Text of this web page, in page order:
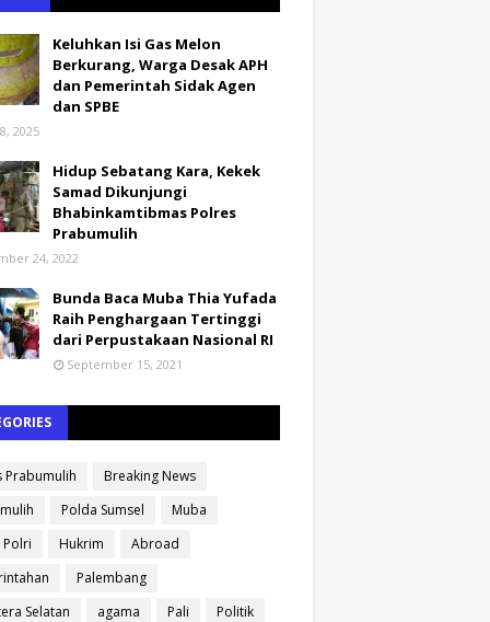
Keluhkan Isi Gas Melon
Berkurang, Warga Desak APH
dan Pemerintah Sidak Agen
dan SPBE
2025
Hidup Sebatang Kara, Kekek
Samad Dikunjungi
Bhabinkamtibmas Polres
Prabumulih
24, 2022
Bunda Baca Muba Thia Yufada
Raih Penghargaan Tertinggi
dari Perpustakaan Nasional RI
September 15, 2021
Prabumulih
Breaking News
Polda Sumsel
Muba
Hukrim
Abroad
Palembang
Selatan
agama Pali
Politik